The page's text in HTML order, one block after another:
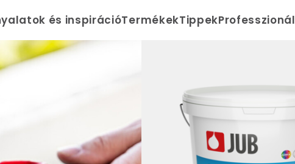
és inspirációTermékekTippek